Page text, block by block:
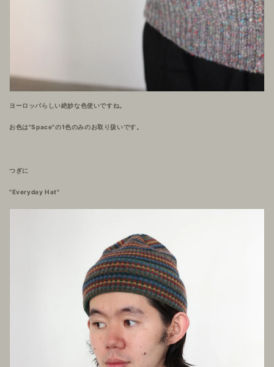
ヨーロッパらしい絶妙な色使いですね。
お色は"Space"の1色のみのお取り扱いです。
つぎに
"Everyday Hat"